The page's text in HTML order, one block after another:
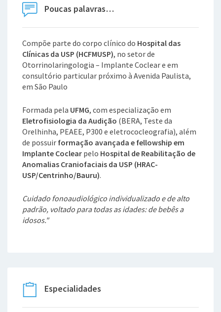
Poucas palavras…
Compõe parte do corpo clínico do Hospital das
Clínicas da USP (HCFMUSP), no setor de
Otorrinolaringologia – Implante Cocleare em
consultório particular próximo à Avenida Paulista,
em São Paulo
Formada pela UFMG, com especialização em
Eletrofisiologia da Audição (BERA, Teste da
Orelhinha, PEAEE, P300 e eletrococleografia), além
de possuir formação avançada e fellowship em
Implante Coclear pelo Hospital de Reabilitação de
Anomalias Craniofaciais da USP (HRAC-
USP/Centrinho/Bauru).
Cuidado fonoaudiológico individualizado e de alto
padrão, voltado para todas as idades: de bebês a
idosos."
Especialidades